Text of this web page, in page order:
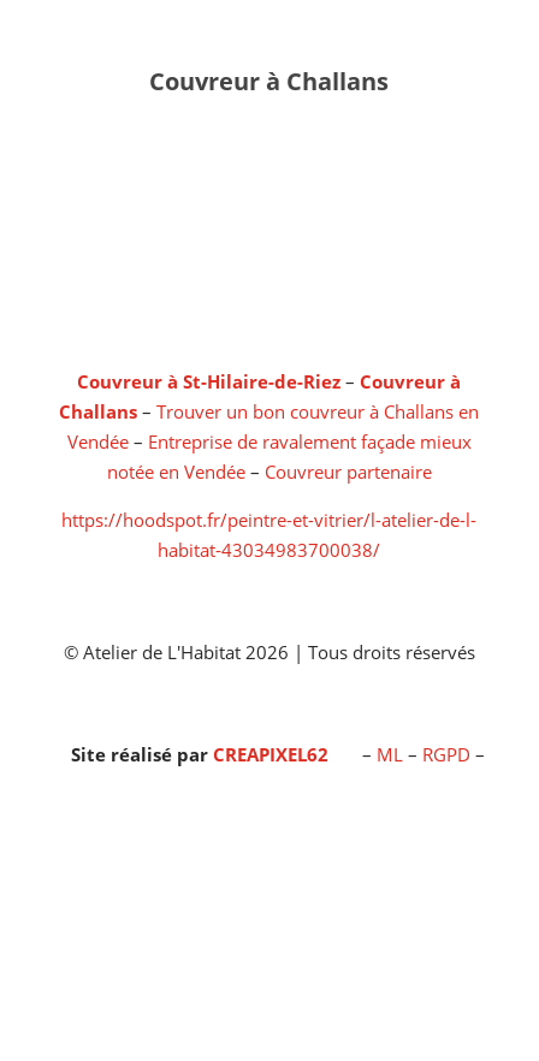
Couvreur à Challans
Couvreur à St-Hilaire-de-Riez –Couvreur à
Challans –Trouver un bon couvreur à Challans en
Vendée– Entreprise de ravalement façade mieux
notée en Vendée – Couvreur partenaire
https://hoodspot.fr/peintre-et-vitrier/l-atelier-de-l-
habitat-43034983700038/
© Atelier de L'Habitat 2026 | Tous droits réservés
Site réalisé parCREAPIXEL62 – ML – RGPD –